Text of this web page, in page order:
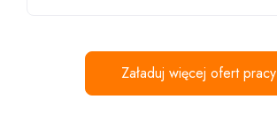
Załaduj więcej ofert pracy